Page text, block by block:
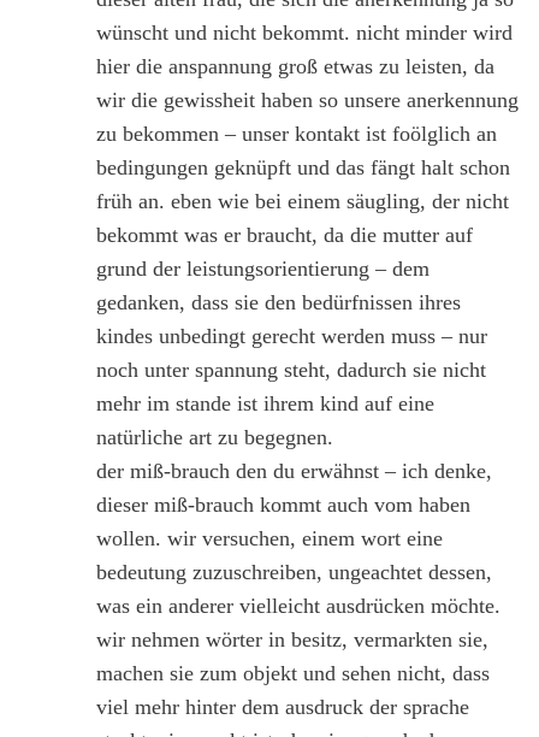
wünscht und nicht bekommt. nicht minder wird
hier die anspannung groß etwas zu leisten, da
wir die gewissheit haben so unsere anerkennung
zu bekommen – unser kontakt ist foölglich an
bedingungen geknüpft und das fängt halt schon
früh an. eben wie bei einem säugling, der nicht
bekommt was er braucht, da die mutter auf
grund der leistungsorientierung – dem
gedanken, dass sie den bedürfnissen ihres
kindes unbedingt gerecht werden muss – nur
noch unter spannung steht, dadurch sie nicht
mehr im stande ist ihrem kind auf eine
natürliche art zu begegnen.
der miß-brauch den du erwähnst – ich denke,
dieser miß-brauch kommt auch vom haben
wollen. wir versuchen, einem wort eine
bedeutung zuzuschreiben, ungeachtet dessen,
was ein anderer vielleicht ausdrücken möchte.
wir nehmen wörter in besitz, vermarkten sie,
machen sie zum objekt und sehen nicht, dass
viel mehr hinter dem ausdruck der sprache